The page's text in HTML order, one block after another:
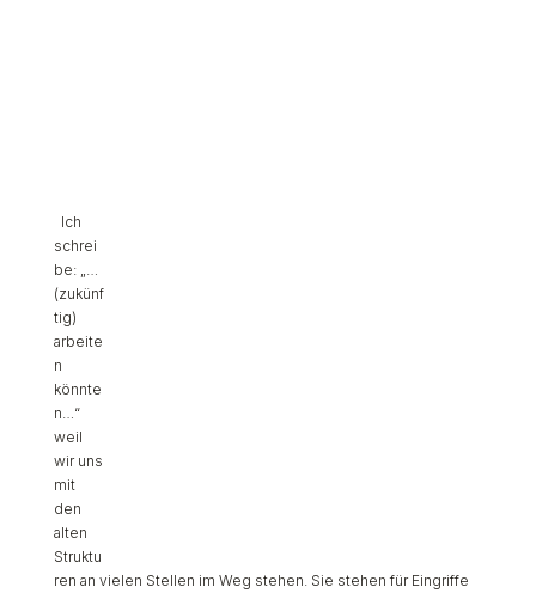
Ich
schrei
be: „…
(zukünf
tig)
arbeite
n
könnte
n…“
weil
wir uns
mit
den
alten
Struktu
ren an vielen Stellen im Weg stehen. Sie stehen für Eingriffe